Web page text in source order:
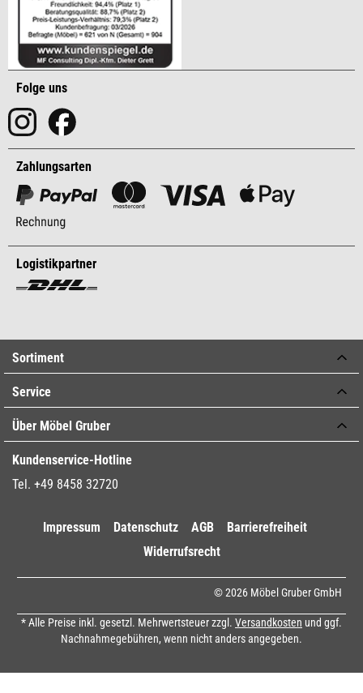
Folge uns
Zahlungsarten
Logistikpartner
Sortiment
Service
Über Möbel Gruber
Kundenservice-Hotline
Tel. +49 8458 32720
Impressum Datenschutz AGB
Barrierefreiheit
Widerrufsrecht
© 2026 Möbel Gruber GmbH
* Alle Preise inkl. gesetzl. Mehrwertsteuer zzgl. Versandkosten und ggf.
Nachnahmegebühren, wenn nicht anders angegeben.